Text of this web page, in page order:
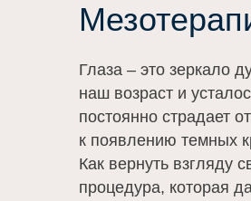
Глаза – это зеркало
наш возраст и
постоянно страдает
к появлению темных
Как вернуть взгляду
процедура, которая